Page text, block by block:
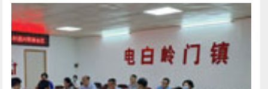
工作报告；酝酿讨论委员候选人预备人选并确定候选
人；讨论并表决通过《选举办法（草案）》和监票人、
计票人建议人选名单。△党员举手表决会议上，党总支
部书记张震山代表本届党总支作换届工作报告，报告对
过去三年党总支委员会的工作进行了全面总结，分析
了...